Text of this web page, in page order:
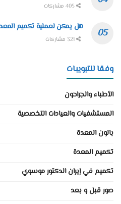
405 مشاركات
هل يمكن لعملية تكميم
321 مشاركات
وفقا للتبويبات
الأطباء والجراحون
المستشفيات والعيادات التخصصية
بالون المعدة
تكميم المعدة
تكميم في إيران الدكتور موسوي
صور قبل و بعد